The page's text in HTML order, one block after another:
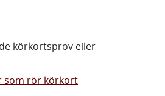
körkortsprov eller
som rör körkort